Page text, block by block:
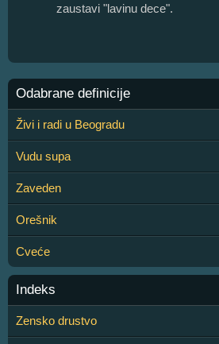
zaustavi "lavinu dece".
Odabrane definicije
Živi i radi u Beogradu
Vudu supa
Zaveden
Orešnik
Cveće
Indeks
Zensko drustvo